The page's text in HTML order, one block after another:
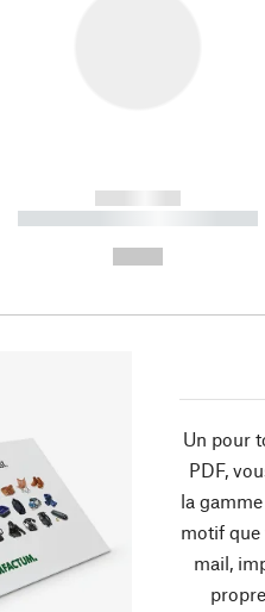
------------
----------- ----------- ----------
Un pour
PDF,
la
motif que
mail,